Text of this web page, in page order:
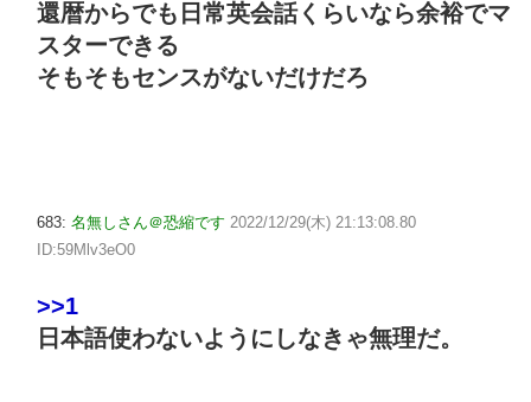
還暦からでも日常英会話くらいなら余裕でマ
スターできる
そもそもセンスがないだけだろ
683: 名無しさん＠恐縮です 2022/12/29(木) 21:13:08.80
ID:59Mlv3eO0
>>1
日本語使わないようにしなきゃ無理だ。